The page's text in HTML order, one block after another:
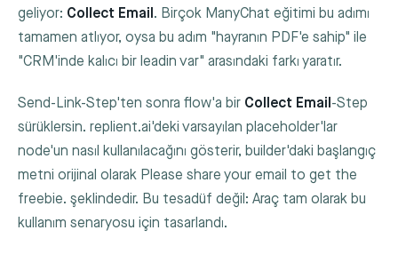
geliyor: Collect Email. Birçok ManyChat eğitimi bu adımı
tamamen atlıyor, oysa bu adım "hayranın PDF'e sahip" ile
"CRM'inde kalıcı bir leadin var" arasındaki farkı yaratır.
Send-Link-Step'ten sonra flow'a bir Collect Email -Step
sürüklersin. replient.ai'deki varsayılan placeholder'lar
node'un nasıl kullanılacağını gösterir, builder'daki başlangıç
metni orijinal olarak Please share your email to get the
freebie. şeklindedir. Bu tesadüf değil: Araç tam olarak bu
kullanım senaryosu için tasarlandı.